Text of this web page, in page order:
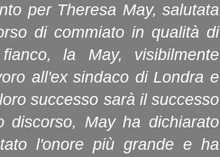
per Theresa May, salutata
di commiato in qualità di
la May, visibilmente
all'ex sindaco di Londra e
successo sarà il successo
discorso, May ha dichiarato
l'onore più grande e ha